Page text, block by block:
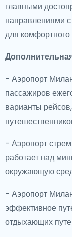
главными
направлениями
для
- Аэропорт
пассажиров
варианты
- Аэропорт
работает над
окружающую
- Аэропорт
эффективное
отдыхающих